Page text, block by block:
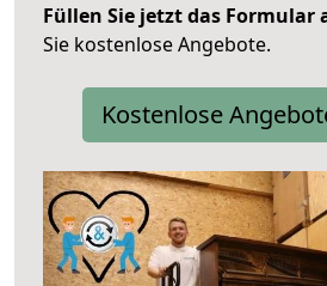
Füllen Sie jetzt das Formular
Sie kostenlose Angebote.
Kostenlose